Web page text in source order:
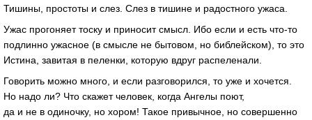
Тишины, простоты и слез. Слез в тишине и радостного ужаса.
Ужас прогоняет тоску и приносит смысл. Ибо если и есть что-то
подлинно ужасное (в смысле не бытовом, но библейском), то это
Истина, завитая в пеленки, которую вдруг распеленали.
Говорить можно много, и если разговорился, то уже и хочется.
Но надо ли? Что скажет человек, когда Ангелы поют,
да и не в одиночку, но хором! Такое привычное, но совершенно